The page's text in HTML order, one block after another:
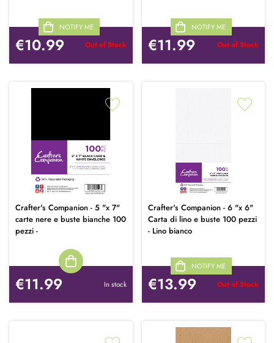
NOTIFY ME
€10.99 Out of Stock
NOTIFY ME
€11.99 Out of Stock
Crafter's Companion - 5 "x 7"
carte nere e buste bianche 100
pezzi -
€11.99 In stock
Crafter's Companion - 6 "x 6"
Carta di lino e buste 100 pezzi
- Lino bianco
NOTIFY ME
€13.99 Out of Stock